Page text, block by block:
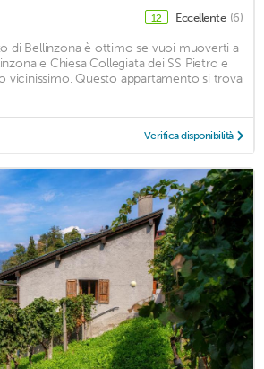
12 Eccellente (6)
di Bellinzona è ottimo se vuoi muoverti a
e Chiesa Collegiata dei SS Pietro e
vicinissimo. Questo appartamento si trova
Verifica disponibilità